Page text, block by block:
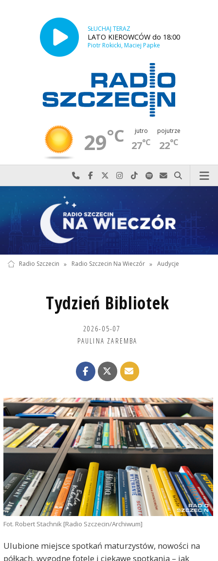
SŁUCHAJ TERAZ
LATO KIEROWCÓW do 18:00
Piotr Rokicki, Maciej Papke
29°C jutro
27°C
pojutrze
22°C
Najlepiej po prostu do nas zadzwoń
Odwiedź nas na Facebook-u
Odwiedź nas na X
Odwiedź nas na Instagram-ie
Odwiedź nas na TikTok-u
Szukaj nas na Spotify
Wyślij do nas
Szukaj
Radio Szczecin » Radio Szczecin Na Wieczór » Audycje
Tydzień Bibliotek
2026-05-07
PAULINA ZAREMBA
Fot. Robert Stachnik [Radio Szczecin/Archiwum]
Ulubione miejsce spotkań maturzystów, nowości na
półkach, wygodne fotele i ciekawe spotkania – jak